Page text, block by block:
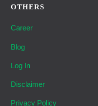
OTHERS
Career
Blog
Log In
Disclaimer
Privacy Policy